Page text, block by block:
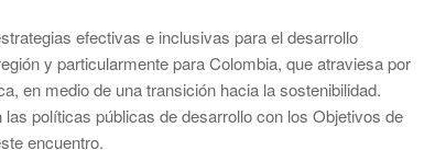
efectivas e inclusivas para el desarrollo
y particularmente para Colombia, que atraviesa por
en medio de una transición hacia la sostenibilidad.
políticas públicas de desarrollo con los Objetivos de
encuentro.